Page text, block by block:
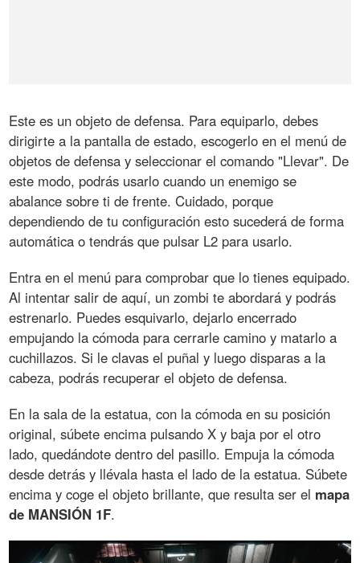
Este es un objeto de defensa. Para equiparlo, debes
dirigirte a la pantalla de estado, escogerlo en el menú de
objetos de defensa y seleccionar el comando "Llevar". De
este modo, podrás usarlo cuando un enemigo se
abalance sobre ti de frente. Cuidado, porque
dependiendo de tu configuración esto sucederá de forma
automática o tendrás que pulsar L2 para usarlo.
Entra en el menú para comprobar que lo tienes equipado.
Al intentar salir de aquí, un zombi te abordará y podrás
estrenarlo. Puedes esquivarlo, dejarlo encerrado
empujando la cómoda para cerrarle camino y matarlo a
cuchillazos. Si le clavas el puñal y luego disparas a la
cabeza, podrás recuperar el objeto de defensa.
En la sala de la estatua, con la cómoda en su posición
original, súbete encima pulsando X y baja por el otro
lado, quedándote dentro del pasillo. Empuja la cómoda
desde detrás y llévala hasta el lado de la estatua. Súbete
encima y coge el objeto brillante, que resulta ser el mapa
de MANSIÓN 1F.